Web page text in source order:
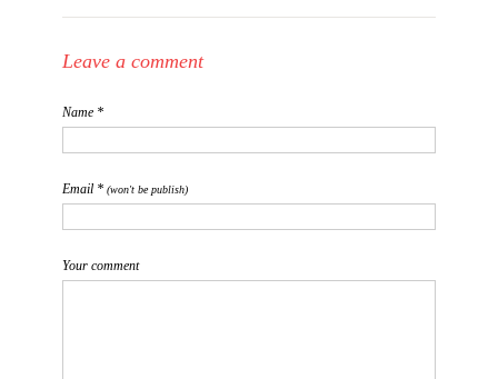
Leave a comment
Name *
Email * (won't be publish)
Your comment